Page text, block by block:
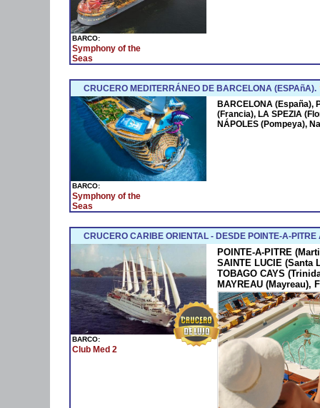
BARCO:
Symphony of the
Seas
CRUCERO MEDITERRÁNEO DE BARCELONA (ESPAñA).
BARCO:
Symphony of the
Seas
BARCELONA (España),
(Francia), LA SPEZIA
NÁPOLES (Pompeya),
CRUCERO CARIBE ORIENTAL - DESDE POINTE-A-PITRE
BARCO:
Club Med 2
POINTE-A-PITRE
SAINTE LUCIE (Santa
TOBAGO CAYS
MAYREAU (Mayreau),